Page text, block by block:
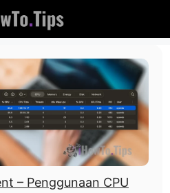
– ​​Penggunaan CPU